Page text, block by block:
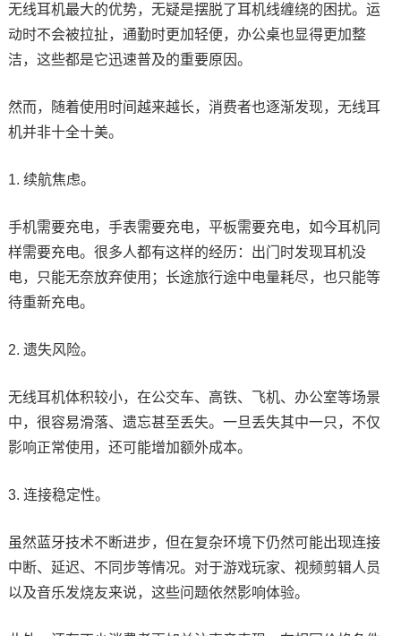
无线耳机最大的优势，无疑是摆脱了耳机线缠绕的困扰。运
动时不会被拉扯，通勤时更加轻便，办公桌也显得更加整
洁，这些都是它迅速普及的重要原因。
然而，随着使用时间越来越长，消费者也逐渐发现，无线耳
机并非十全十美。
1. 续航焦虑。
手机需要充电，手表需要充电，平板需要充电，如今耳机同
样需要充电。很多人都有这样的经历：出门时发现耳机没
电，只能无奈放弃使用；长途旅行途中电量耗尽，也只能等
待重新充电。
2. 遗失风险。
无线耳机体积较小，在公交车、高铁、飞机、办公室等场景
中，很容易滑落、遗忘甚至丢失。一旦丢失其中一只，不仅
影响正常使用，还可能增加额外成本。
3. 连接稳定性。
虽然蓝牙技术不断进步，但在复杂环境下仍然可能出现连接
中断、延迟、不同步等情况。对于游戏玩家、视频剪辑人员
以及音乐发烧友来说，这些问题依然影响体验。